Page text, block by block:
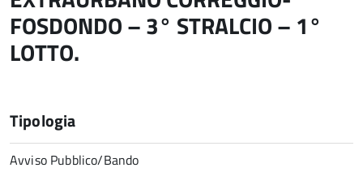
FOSDONDO – 3° STRALCIO – 1°
LOTTO.
Tipologia
Avviso Pubblico/Bando